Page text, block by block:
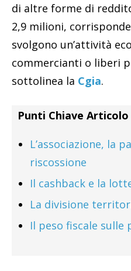
di altre forme di
2,9 milioni,
svolgono un’attività
commercianti o liberi
sottolinea la Cgia.
Punti Chiave Articolo
L’associazione, la
riscossione
Il cashback e la
La divisione
Il peso fiscale sulle